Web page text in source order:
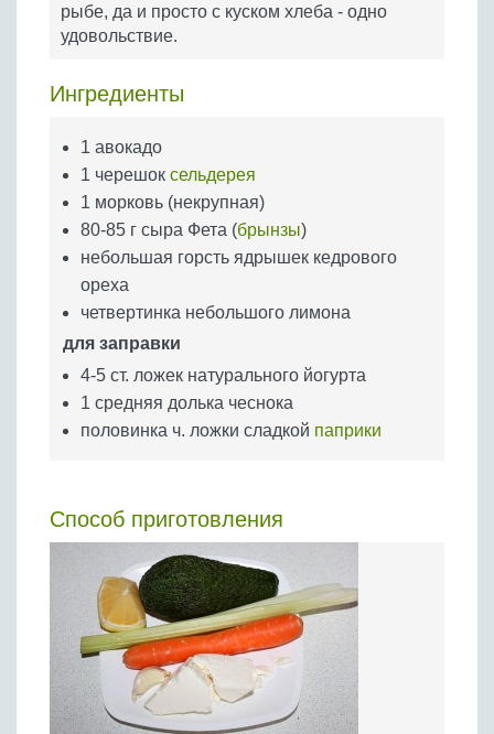
Бобовые
Яйца
рыбе, да и просто с куском хлеба - одно
удовольствие.
Ингредиенты
1 авокадо
1 черешок сельдерея
1 морковь (некрупная)
80-85 г сыра Фета (брынзы)
небольшая горсть ядрышек кедрового
ореха
четвертинка небольшого лимона
для заправки
4-5 ст. ложек натурального йогурта
1 средняя долька чеснока
половинка ч. ложки сладкой паприки
Способ приготовления